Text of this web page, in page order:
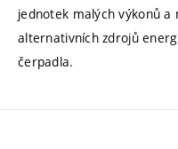
jednotek malých výkonů a
alternativních zdrojů
čerpadla.